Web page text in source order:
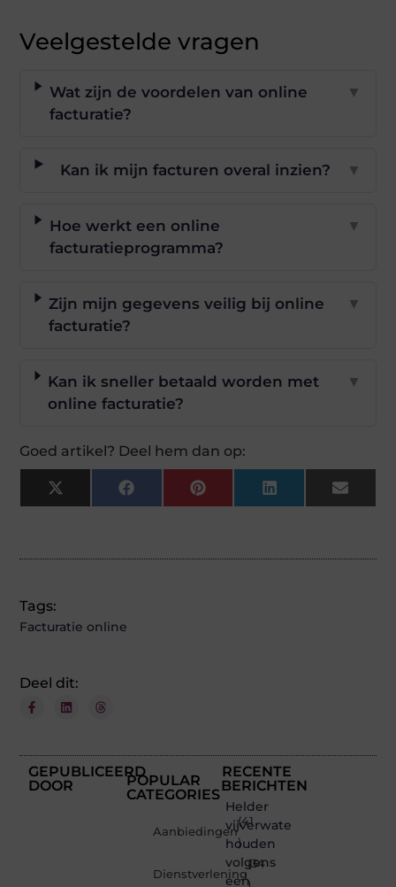
Veelgestelde vragen
Wat zijn de voordelen van online
facturatie?
▼
Kan ik mijn facturen overal inzien? ▼
Hoe werkt een online
facturatieprogramma?
▼
Zijn mijn gegevens veilig bij online
facturatie?
▼
Kan ik sneller betaald worden met
online facturatie?
▼
Goed artikel? Deel hem dan op:
X
(Twitter)
FacebookPinterestLinkedInEmail
Tags:
Facturatie online
Deel dit:
GEPUBLICEERD
DOOR
POPULAR
CATEGORIES
Aanbiedingen
(41
)
Dienstverlening
(34
RECENTE
BERICHTEN
Helder
vijverwater
houden
volgens
een